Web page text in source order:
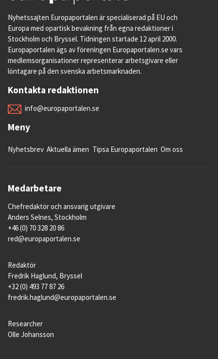
Nyhetssajten Europaportalen är specialiserad på EU och
Europa med opartisk bevakning från egna redaktioner i
Stockholm och Bryssel. Tidningen startade 12 april 2000.
Europaportalen ägs av föreningen Europaportalen.se vars
medlemsorganisationer representerar arbetsgivare eller
löntagare på den svenska arbetsmarknaden.
Kontakta redaktionen
info@europaportalen.se
Meny
Nyhetsbrev Aktuella ämen Tipsa Europaportalen Om oss
Medarbetare
Chefredaktör och ansvarig utgivare
Anders Selnes, Stockholm
+46 (0) 70 328 20 86
red@europaportalen.se
Redaktör
Fredrik Haglund, Bryssel
+32 (0) 493 77 87 26
fredrik.haglund@europaportalen.se
Researcher
Olle Johansson